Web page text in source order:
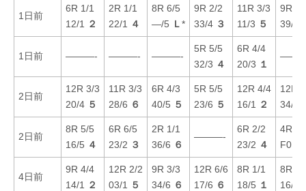
1日前
6R 1/1
12/1
２
2R 1/1
22/1
４
8R 6/5
—/5 Ｌ*
9R 2/2
33/4 ３
11R 3/3
11/3 ５
9R 6/
39/5
1日前 ———- ———- ———-
5R 5/5
32/3 ４
6R 4/4
20/3 １
2日前
12R 3/3
20/4 ５
11R 3/3
28/6 ６
6R 4/3
40/5 ５
5R 5/5
23/6 ５
12R 4/4
16/1
２
12R
34/6
2日前
8R 5/5
16/5 ４
6R 6/5
23/2 ３
2R 1/1
36/6 ６
———-
6R 2/2
23/2 ４
4R 3/
F01/
4日前
9R 4/4
14/1
２
12R 2/2
03/1
５
9R 3/3
34/6 ６
12R 6/6
17/6 ６
8R 1/1
18/5 １
8R 2/
16/3